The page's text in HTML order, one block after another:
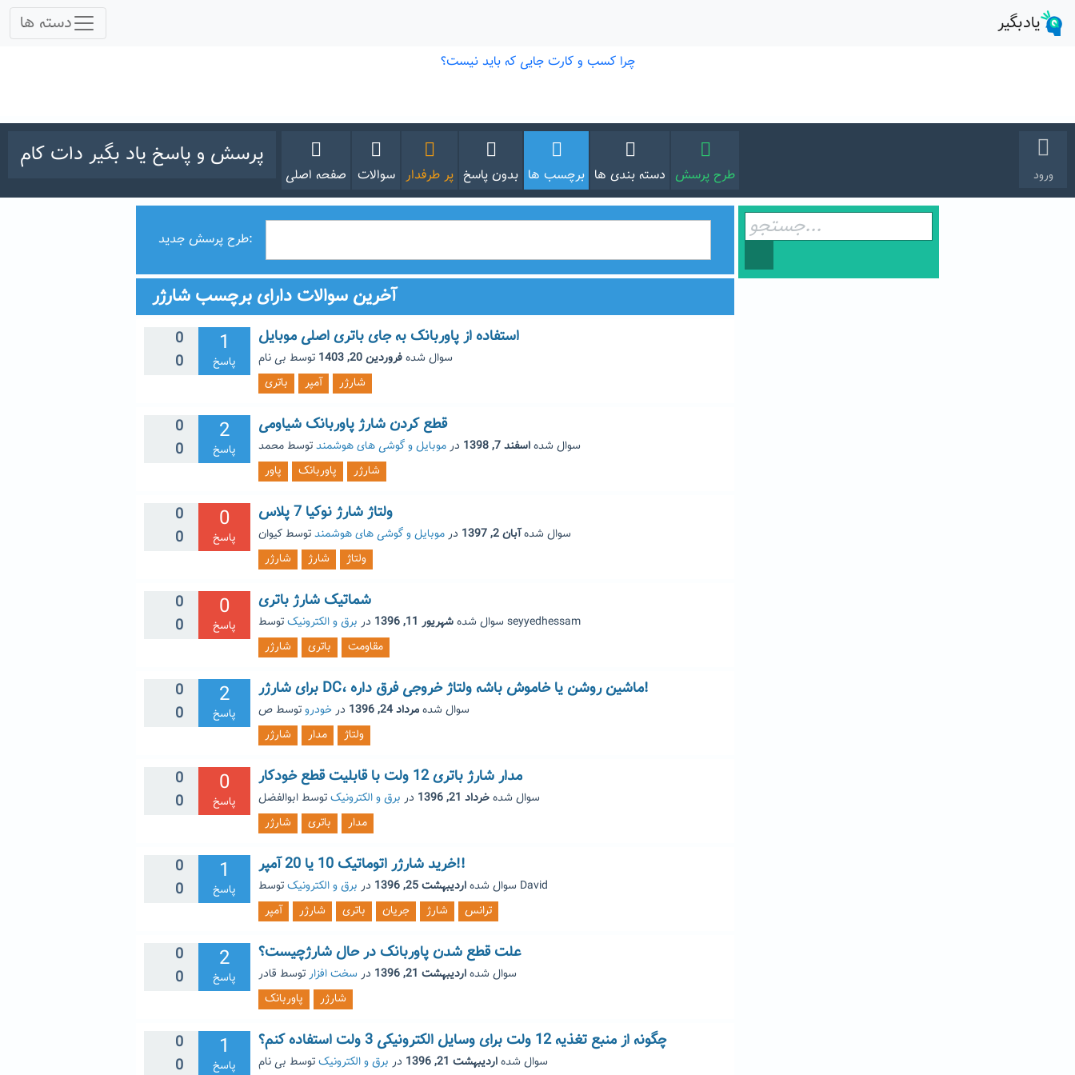
ورود
پرسش و پاسخ یاد بگیر دات کام
صفحه اصلی سوالات پر طرفدار بدون پاسخ برچسب ها دسته بندی ها طرح پرسش
طرح پرسش جدید:
آخرین سوالات دارای برچسب شارژر
0
0
1
پاسخ
استفاده از پاوربانک به جای باتری اصلی موبایل
سوال شدهفروردین 20, 1403 توسط بی نام
باتری
آمپر شارژر
0
0
2
پاسخ
قطع کردن شارژ پاوربانک شیاومی
سوال شدهاسفند 7, 1398 درموبایل و گوشی های هوشمندتوسط محمد
پاور
پاوربانک شارژر
0
0
0
پاسخ
ولتاژ شارژ نوکیا 7 پلاس
سوال شدهآبان 2, 1397 درموبایل و گوشی های هوشمندتوسط کیوان
شارژر
شارژ ولتاژ
0
0
0
پاسخ
شماتیک شارژ باتری
سوال شدهشهریور 11, 1396 در برق و الکترونیک
seyyedhessam
شارژر
باتری مقاومت
0
0
2
پاسخ
برای شارژر DC، ماشین روشن یا خاموش باشه ولتاژ خروجی فرق داره!
سوال شدهمرداد 24, 1396 درخودروتوسط ص
شارژر
مدار ولتاژ
0
0
0
پاسخ
مدار شارژ باتری 12 ولت با قابلیت قطع خودکار
سوال شدهخرداد 21, 1396 در برق و الکترونیکتوسط ابوالفضل
شارژر
باتری مدار
0
0
1
پاسخ
خرید شارژر اتوماتیک 10 یا 20 آمپر!!
سوال شدهاردیبهشت 25, 1396 در برق و الکترونیک
David
آمپر
شارژر باتری جریان شارژ ترانس
0
0
2
پاسخ
علت قطع شدن پاوربانک در حال شارژچیست؟
سوال شدهاردیبهشت 21, 1396 در سخت افزارتوسط قادر
پاوربانک
شارژر
0
0
1
پاسخ
چگونه از منبع تغذیه 12 ولت برای وسایل الکترونیکی 3 ولت استفاده کنم؟
سوال شدهاردیبهشت 21, 1396 در برق و الکترونیکتوسط بی نام